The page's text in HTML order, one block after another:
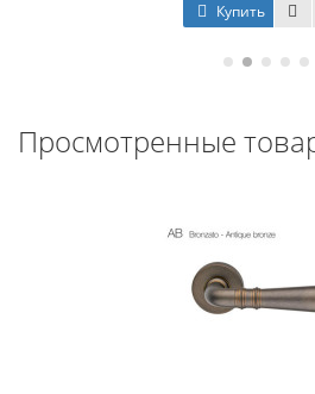
Купить
Просмотренные